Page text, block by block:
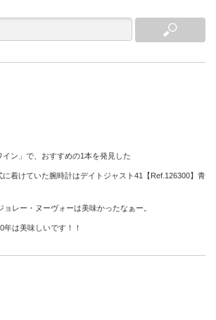
ン」で、おすすめの1本を発見した
着けていた腕時計はデイトジャスト41【Ref.126300】青
レー・ヌーヴォーは美味かったなぁー。
は美味しいです！！